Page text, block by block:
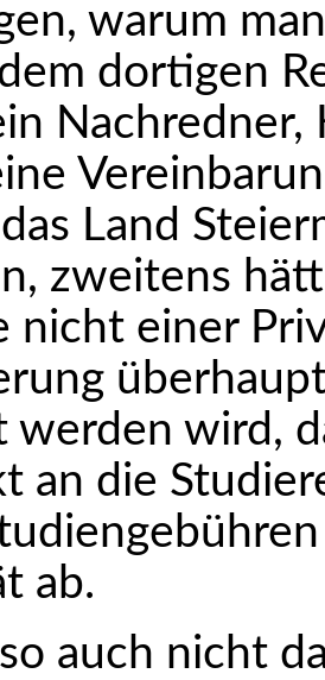
warum
dortigen
Nachredner,
Land
zweitens
nicht einer
werden wird,
an die
ab.
auch nicht